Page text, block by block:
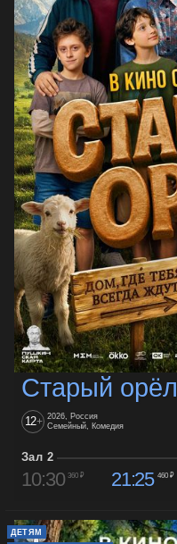
Старый орёл
12+ 2026, Россия
Семейный, Комедия
Зал 2
10:30 360 ₽ 21:25 460 ₽
ДЕТЯМ